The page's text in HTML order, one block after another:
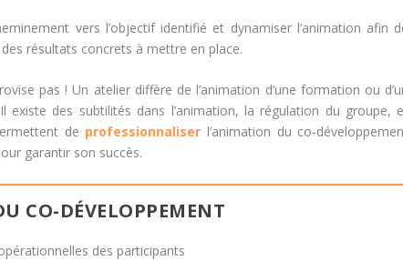
vers l’objectif identifié et dynamiser l’animation afin
résultats concrets à mettre en place.
pas ! Un atelier diffère de l’animation d’une formation ou
existe des subtilités dans l’animation, la régulation du groupe,
de professionnaliser l’animation du co-
garantir son succès.
CO-DÉVELOPPEMENT
des participants